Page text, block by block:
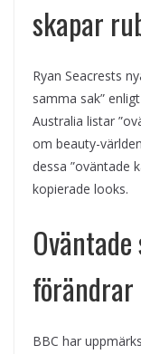
skapar
Ryan Seacrests
samma sak”
Australia listar
om beauty-
dessa ”oväntade
kopierade looks.
förändrar
BBC har